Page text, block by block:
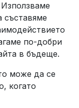
съставяме
по-добри
в бъдеще.
може да се
когато